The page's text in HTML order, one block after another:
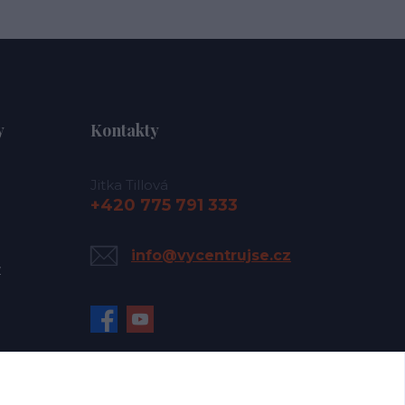
Kontakty
Jitka Tillová
+420 775 791 333
info@vycentrujse.cz